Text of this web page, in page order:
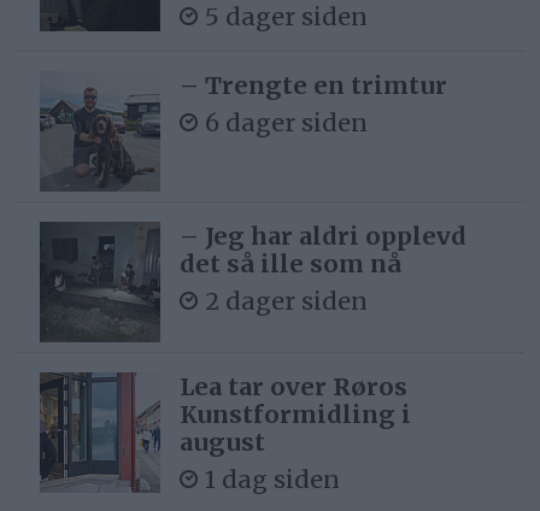
5 dager siden
– Trengte en trimtur
6 dager siden
– Jeg har aldri opplevd
det så ille som nå
2 dager siden
Lea tar over Røros
Kunstformidling i
august
1 dag siden